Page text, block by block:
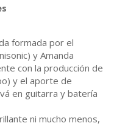
formada por el
y Amanda
con la producción de
y el aporte de
en guitarra y batería
ni mucho menos,